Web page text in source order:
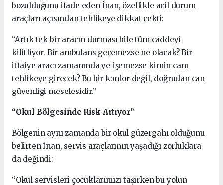
bozulduğunu ifade eden İnan, özellikle acil durum
araçları açısından tehlikeye dikkat çekti:
“Artık tek bir aracın durması bile tüm caddeyi
kilitliyor. Bir ambulans geçemezse ne olacak? Bir
itfaiye aracı zamanında yetişemezse kimin canı
tehlikeye girecek? Bu bir konfor değil, doğrudan can
güvenliği meselesidir.”
“Okul Bölgesinde Risk Artıyor”
Bölgenin aynı zamanda bir okul güzergahı olduğunu
belirten İnan, servis araçlarının yaşadığı zorluklara
da değindi:
“Okul servisleri çocuklarımızı taşırken bu yolun